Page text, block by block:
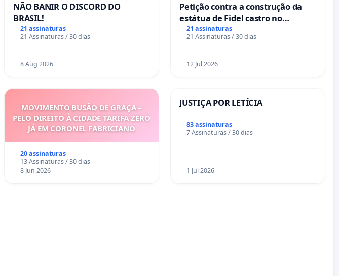
NÃO BANIR O DISCORD DO
BRASIL!
21 assinaturas
21 Assinaturas / 30 dias
8 Aug 2026
Petição contra a construção da
estátua de Fidel castro no
mirante do Caju
21 assinaturas
21 Assinaturas / 30 dias
12 Jul 2026
MOVIMENTO BUSÃO DE GRAÇA –
PELO DIREITO À CIDADE TARIFA ZERO
JÁ EM CORONEL FABRICIANO
20 assinaturas
13 Assinaturas / 30 dias
8 Jun 2026
JUSTIÇA POR LETÍCIA
83 assinaturas
7 Assinaturas / 30 dias
1 Jul 2026